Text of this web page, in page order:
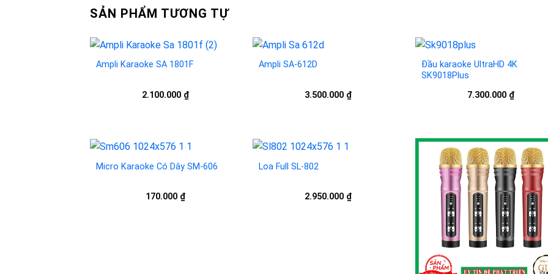
SẢN PHẨM TƯƠNG TỰ
Ampli Karaoke SA 1801F
2.100.000 ₫
Ampli SA-612D
3.500.000 ₫
Đầu karaoke UltraHD 4K
SK9018Plus
7.300.000 ₫
Micro Karaoke Có Dây SM-606
170.000 ₫
Loa Full SL-802
2.950.000 ₫
Add